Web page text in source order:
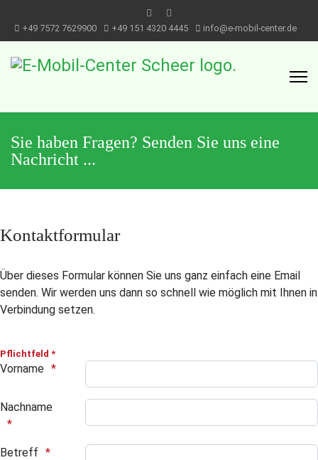
+49 7572 7629900 +49 151 4320 4445 info@e-mobil-center.de
Sie haben Fragen? Senden Sie uns eine
Nachricht ...
Kontaktformular
Über dieses Formular können Sie uns ganz einfach eine Email
senden. Wir werden uns dann so schnell wie möglich mit Ihnen in
Verbindung setzen.
Pflichtfeld *
Vorname
Nachname
Betreff